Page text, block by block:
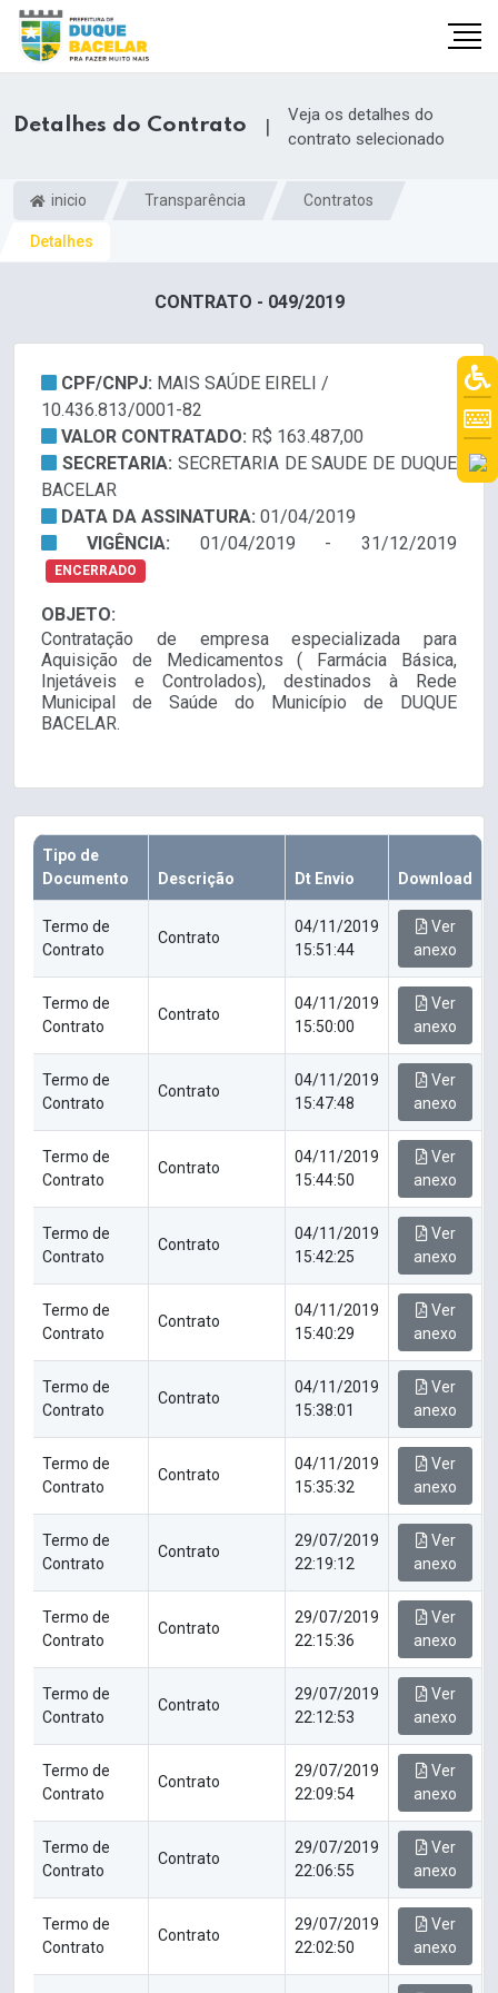
Detalhes do Contrato |
Veja os detalhes do
contrato selecionado
inicio Transparência Contratos
Detalhes
CONTRATO - 049/2019
CPF/CNPJ: MAIS SAÚDE EIRELI /
10.436.813/0001-82
VALOR CONTRATADO: R$ 163.487,00
SECRETARIA: SECRETARIA DE SAUDE DE DUQUE
BACELAR
DATA DA ASSINATURA: 01/04/2019
VIGÊNCIA: 01/04/2019 - 31/12/2019
ENCERRADO
OBJETO:
Contratação de empresa especializada para
Aquisição de Medicamentos ( Farmácia Básica,
Injetáveis e Controlados), destinados à Rede
Municipal de Saúde do Município de DUQUE
BACELAR.
Tipo de
Documento
Descrição Dt Envio Download
Termo de
Contrato
Contrato
04/11/2019
15:51:44
Ver
anexo
Termo de
Contrato
Contrato
04/11/2019
15:50:00
Ver
anexo
Termo de
Contrato
Contrato
04/11/2019
15:47:48
Ver
anexo
Termo de
Contrato
Contrato
04/11/2019
15:44:50
Ver
anexo
Termo de
Contrato
Contrato
04/11/2019
15:42:25
Ver
anexo
Termo de
Contrato
Contrato
04/11/2019
15:40:29
Ver
anexo
Termo de
Contrato
Contrato
04/11/2019
15:38:01
Ver
anexo
Termo de
Contrato
Contrato
04/11/2019
15:35:32
Ver
anexo
Termo de
Contrato
Contrato
29/07/2019
22:19:12
Ver
anexo
Termo de
Contrato
Contrato
29/07/2019
22:15:36
Ver
anexo
Termo de
Contrato
Contrato
29/07/2019
22:12:53
Ver
anexo
Termo de
Contrato
Contrato
29/07/2019
22:09:54
Ver
anexo
Termo de
Contrato
Contrato
29/07/2019
22:06:55
Ver
anexo
Termo de
Contrato
Contrato
29/07/2019
22:02:50
Ver
anexo